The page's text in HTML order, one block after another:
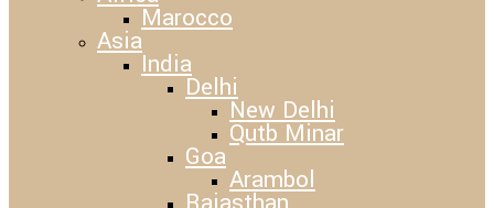
Marocco
Asia
India
Delhi
New Delhi
Qutb Minar
Goa
Arambol